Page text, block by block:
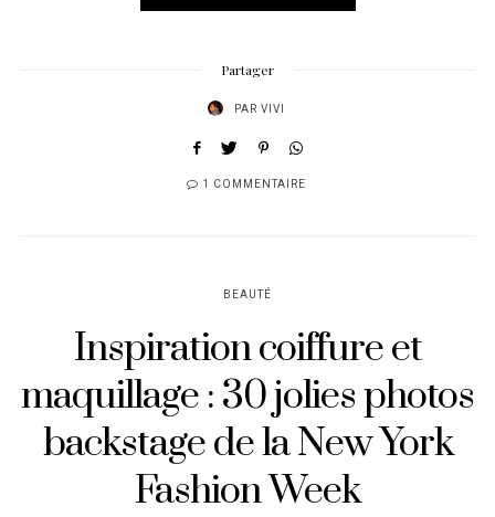
Partager
PAR VIVI
1 COMMENTAIRE
BEAUTÉ
Inspiration coiffure et
maquillage : 30 jolies photos
backstage de la New York
Fashion Week